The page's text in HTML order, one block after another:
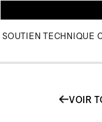
SOUTIEN TECHNIQUE
VOIR